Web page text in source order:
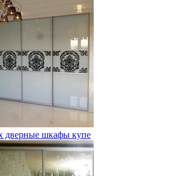
дверные шкафы купе